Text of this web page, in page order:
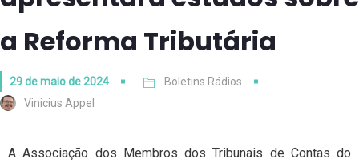
a Reforma Tributária
29 de maio de 2024
Boletins Rádios
Vinicius Appel
A Associação dos Membros dos Tribunais de Contas do